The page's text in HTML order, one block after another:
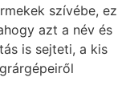
szívébe, ez
azt a név és
is sejteti, a kis